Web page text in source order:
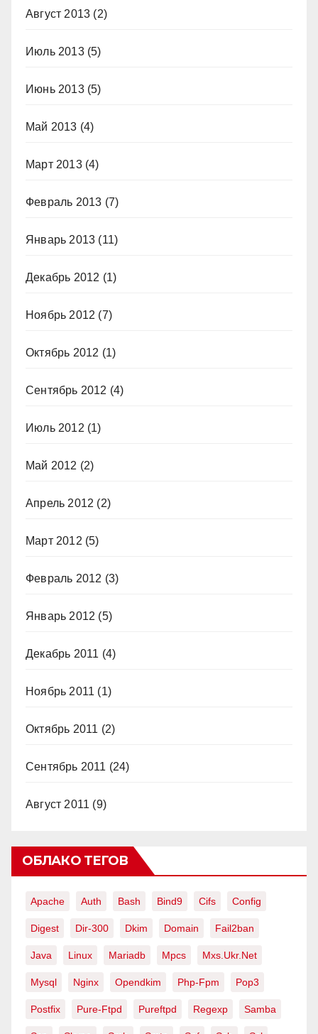
Август 2013 (2)
Июль 2013(5)
Июнь 2013(5)
Май 2013 (4)
Март 2013(4)
Февраль 2013 (7)
Январь 2013 (11)
Декабрь 2012 (1)
Ноябрь 2012 (7)
Октябрь 2012 (1)
Сентябрь 2012 (4)
Июль 2012 (1)
Май 2012 (2)
Апрель 2012 (2)
Март 2012 (5)
Февраль 2012 (3)
Январь 2012 (5)
Декабрь 2011 (4)
Ноябрь 2011 (1)
Октябрь 2011 (2)
Сентябрь 2011 (24)
Август 2011 (9)
ОБЛАКО ТЕГОВ
Apache Auth Bash Bind9 Cifs Config
Digest Dir-300 Dkim Domain Fail2ban
Java Linux Mariadb Mpcs Mxs.ukr.net
Mysql Nginx Opendkim Php-Fpm Pop3
Postfix Pure-Ftpd Pureftpd Regexp Samba